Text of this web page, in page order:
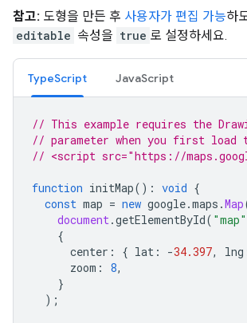
참고: 도형을 만든 후 사용자가 편집 가능하
editable 속성을 true 로 설정하세요.
TypeScript JavaScript
// This example requires the
// parameter when you first load
// <script src="https://
function initMap() : void {
const map = new google.maps .Map
document.getElementById( "map"
{
center : { lat : -34.397, lng
zoom : 8,
}
);